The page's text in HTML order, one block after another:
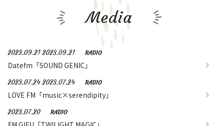
Media
2023.09.21 2023.09.21 RADIO
Datefm「SOUND GENIC」
2023.07.24 2023.07.24 RADIO
LOVE FM「music×serendipity」
2023.07.20 RADIO